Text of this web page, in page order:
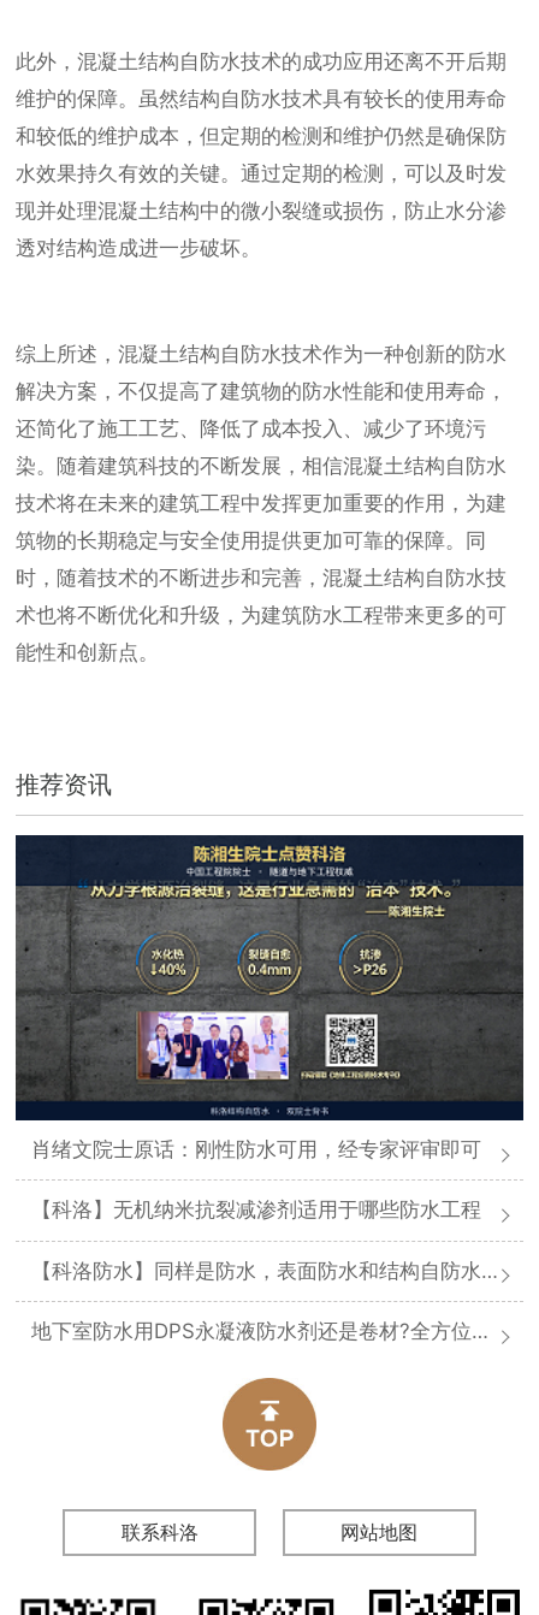
此外，混凝土结构自防水技术的成功应用还离不开后期
维护的保障。虽然结构自防水技术具有较长的使用寿命
和较低的维护成本，但定期的检测和维护仍然是确保防
水效果持久有效的关键。通过定期的检测，可以及时发
现并处理混凝土结构中的微小裂缝或损伤，防止水分渗
透对结构造成进一步破坏。
综上所述，混凝土结构自防水技术作为一种创新的防水
解决方案，不仅提高了建筑物的防水性能和使用寿命，
还简化了施工工艺、降低了成本投入、减少了环境污
染。随着建筑科技的不断发展，相信混凝土结构自防水
技术将在未来的建筑工程中发挥更加重要的作用，为建
筑物的长期稳定与安全使用提供更加可靠的保障。同
时，随着技术的不断进步和完善，混凝土结构自防水技
术也将不断优化和升级，为建筑防水工程带来更多的可
能性和创新点。
推荐资讯
肖绪文院士原话：刚性防水可用，经专家评审即可
【科洛】无机纳米抗裂减渗剂适用于哪些防水工程
【科洛防水】同样是防水，表面防水和结构自防水差在哪
地下室防水用DPS永凝液防水剂还是卷材?全方位对比分析
联系科洛 网站地图